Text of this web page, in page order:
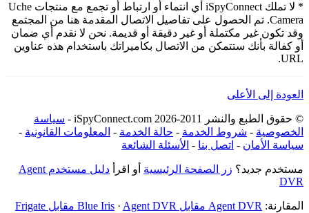
* لا تملك iSpyConnect أي انتماء أو ارتباط أو تجمع مع منتجات Uche
Camera. تم الحصول على تفاصيل الاتصال المقدمة هنا من المجتمع
وقد تكون غير مكتملة أو غير دقيقة أو قديمة. نحن لا نقدم أي ضمان
أو كفالة بأنك ستتمكن من الاتصال بكاميراتك باستخدام هذه عناوين
URL.
العودة إلى الأعلى
© حقوق الطبع والنشر 2011-2026 iSpyConnect.com -
سياسة
الخصوصية - شروط الخدمة - حالة الخدمة - المعلومات القانونية -
سياسة الأمان - اتصل بنا - الأسئلة الشائعة
مستخدم جديد؟ زر الصفحة الرئيسية أو اقرأ
دليل مستخدم Agent
DVR
المقارنة: Agent DVR مقابل Blue Iris · Agent DVR مقابل Frigate